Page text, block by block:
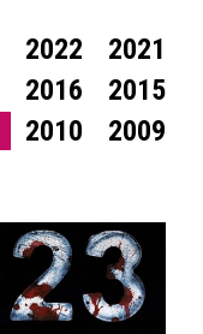
2022
2021
2016
2015
2010
2009